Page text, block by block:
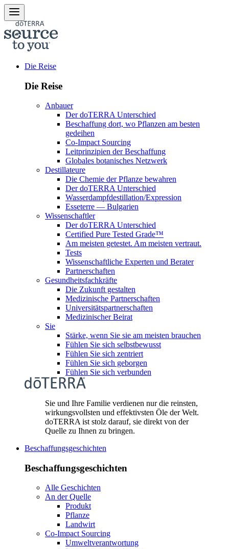
Die Reise
Die Reise
Anbauer
Der doTERRA Unterschied
Beschaffung dort, wo Pflanzen am besten
gedeihen
Co-Impact Sourcing
Leitprinzipien der Beschaffung
Globales botanisches Netzwerk
Destillateure
Die Chemie der Pflanze bewahren
Der doTERRA Unterschied
Wasserdampfdestillation/Expression
Esseterre — Bulgarien
Wissenschaftler
Der doTERRA Unterschied
Certified Pure Tested Grade™
Am meisten getestet. Am meisten vertraut.
Tests
Wissenschaftliche Experten und Berater
Partnerschaften
Gesundheitsfachkräfte
Die Zukunft gestalten
Medizinische Partnerschaften
Universitätspartnerschaften
Medizinischer Beirat
Sie
Stärke, wenn Sie sie am meisten brauchen
Fühlen Sie sich selbstbewusst
Fühlen Sie sich zentriert
Fühlen Sie sich geborgen
Fühlen Sie sich verbunden
Sie und Ihre Familie verdienen nur die reinsten,
wirkungsvollsten und effektivsten Öle der Welt.
doTERRA ist stolz darauf, sie direkt von der
Quelle zu Ihnen zu bringen.
Beschaffungsgeschichten
Beschaffungsgeschichten
Alle Geschichten
An der Quelle
Produkt
Pflanze
Landwirt
Co-Impact Sourcing
Umweltverantwortung